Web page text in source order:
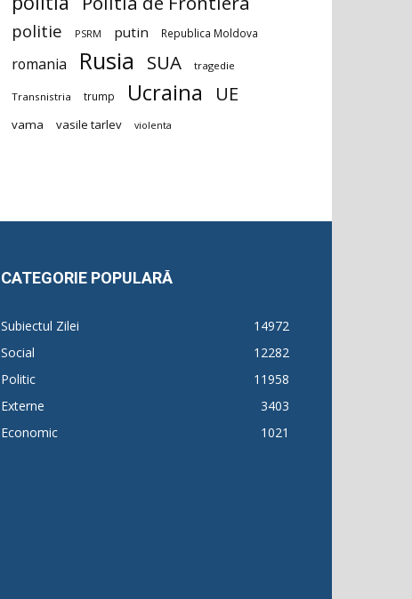
politie PSRM putin Republica Moldova
romania Rusia SUA tragedie
Transnistria trump Ucraina UE
vama vasile tarlev violenta
CATEGORIE POPULARĂ
Subiectul Zilei
14972
Social
12282
Politic
11958
Externe
3403
Economic
1021